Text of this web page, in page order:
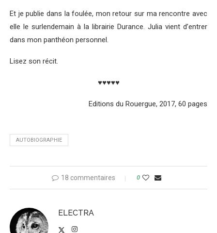
Et je publie dans la foulée, mon retour sur ma rencontre avec
elle le surlendemain à la librairie Durance. Julia vient d’entrer
dans mon panthéon personnel.
Lisez son récit.
♥♥♥♥♥
Editions du Rouergue, 2017, 60 pages
AUTOBIOGRAPHIE
18 commentaires 0
ELECTRA